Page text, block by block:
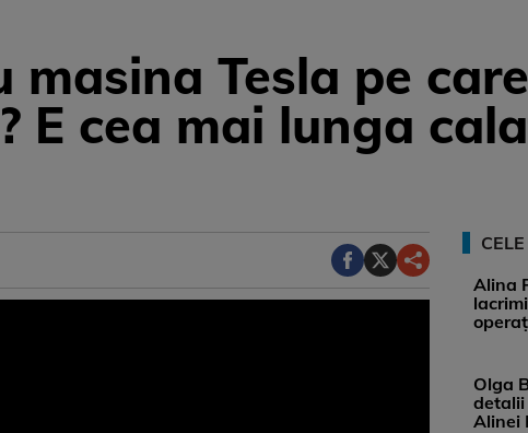
Tesla pe
E cea mai lunga
Alina
Olga
detalii
Alinei